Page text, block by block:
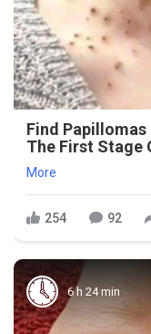
Find Papillomas
The First Stage
More
254 92
6 h 24 min